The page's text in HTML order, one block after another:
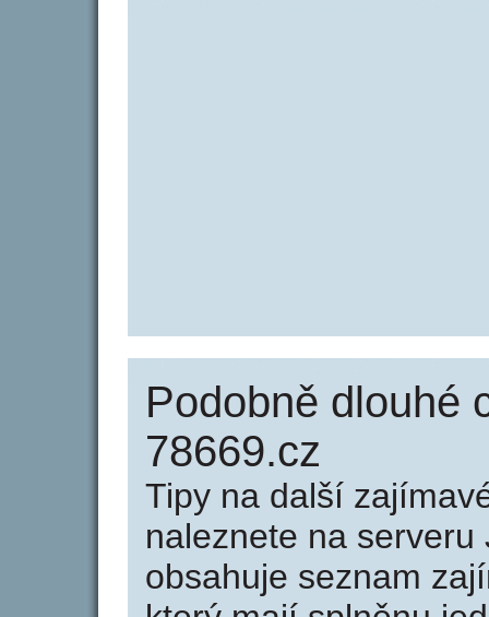
Podobně dlouhé
78669.cz
Tipy na další
naleznete na serveru
obsahuje seznam